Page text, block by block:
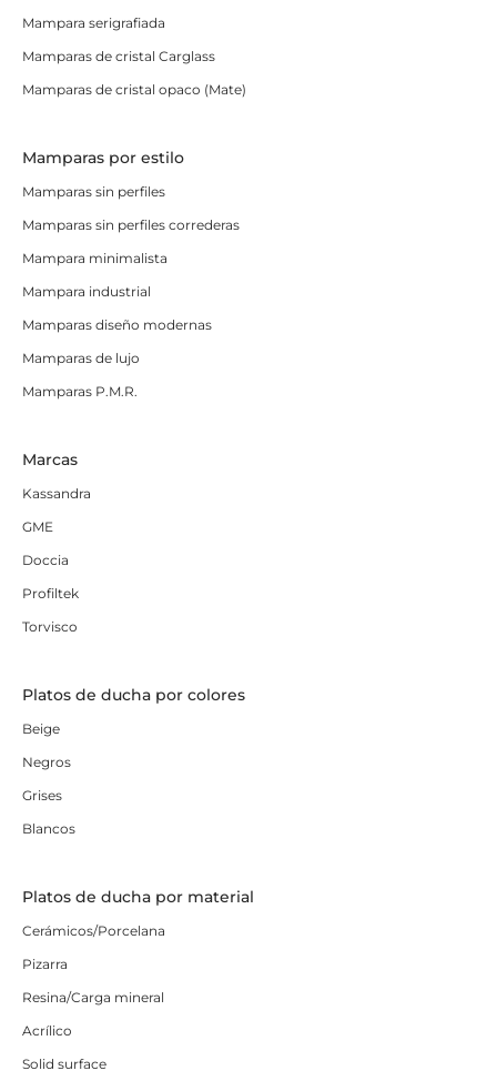
Mampara serigrafiada
Mamparas de cristal Carglass
Mamparas de cristal opaco (Mate)
Mamparas por estilo
Mamparas sin perfiles
Mamparas sin perfiles correderas
Mampara minimalista
Mampara industrial
Mamparas diseño modernas
Mamparas de lujo
Mamparas P.M.R.
Marcas
Kassandra
GME
Doccia
Profiltek
Torvisco
Platos de ducha por colores
Beige
Negros
Grises
Blancos
Platos de ducha por material
Cerámicos/Porcelana
Pizarra
Resina/Carga mineral
Acrílico
Solid surface